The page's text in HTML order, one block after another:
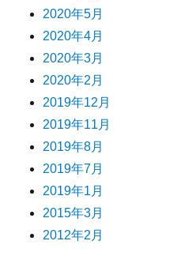
2020年5月
2020年4月
2020年3月
2020年2月
2019年12月
2019年11月
2019年8月
2019年7月
2019年1月
2015年3月
2012年2月